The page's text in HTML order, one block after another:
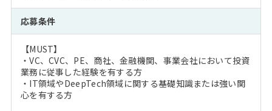
応募条件
【MUST】
・VC、CVC、PE、商社、金融機関、事業会社において投資
業務に従事した経験を有する方
・IT領域やDeepTech領域に関する基礎知識または強い関
心を有する方